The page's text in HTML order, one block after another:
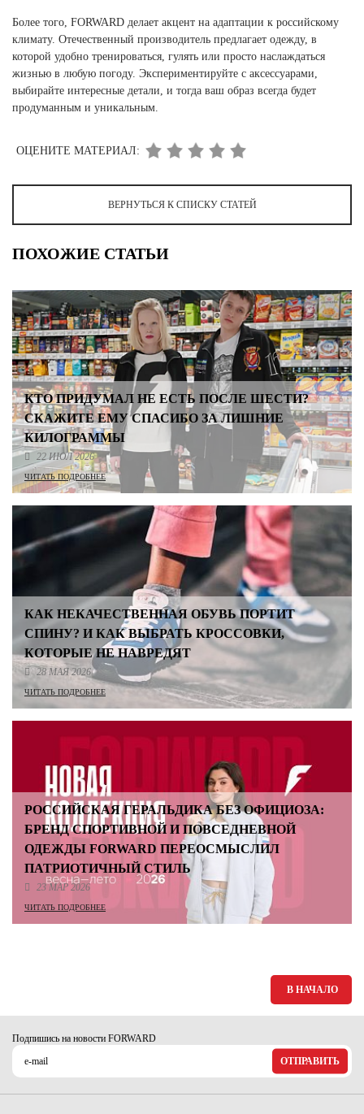
Более того, FORWARD делает акцент на адаптации к российскому
климату. Отечественный производитель предлагает одежду, в
которой удобно тренироваться, гулять или просто наслаждаться
жизнью в любую погоду. Экспериментируйте с аксессуарами,
выбирайте интересные детали, и тогда ваш образ всегда будет
продуманным и уникальным.
ОЦЕНИТЕ МАТЕРИАЛ:
ВЕРНУТЬСЯ К СПИСКУ СТАТЕЙ
ПОХОЖИЕ СТАТЬИ
КТО ПРИДУМАЛ НЕ ЕСТЬ ПОСЛЕ ШЕСТИ?
СКАЖИТЕ ЕМУ СПАСИБО ЗА ЛИШНИЕ
КИЛОГРАММЫ
22 ИЮЛ 2026
ЧИТАТЬ ПОДРОБНЕЕ
КАК НЕКАЧЕСТВЕННАЯ ОБУВЬ ПОРТИТ
СПИНУ? И КАК ВЫБРАТЬ КРОССОВКИ,
КОТОРЫЕ НЕ НАВРЕДЯТ
28 МАЯ 2026
ЧИТАТЬ ПОДРОБНЕЕ
РОССИЙСКАЯ ГЕРАЛЬДИКА БЕЗ ОФИЦИОЗА:
БРЕНД СПОРТИВНОЙ И ПОВСЕДНЕВНОЙ
ОДЕЖДЫ FORWARD ПЕРЕОСМЫСЛИЛ
ПАТРИОТИЧНЫЙ СТИЛЬ
23 МАР 2026
ЧИТАТЬ ПОДРОБНЕЕ
В НАЧАЛО
Подпишись на новости FORWARD
ОТПРАВИТЬ